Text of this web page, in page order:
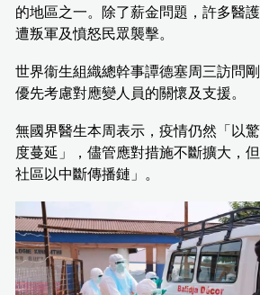
的地區之一。除了薪金問題，許多醫
遭叛軍及憤怒民眾襲擊。
世界衞生組織總幹事譚德塞周三訪問
優先考慮對應變人員的關懷及支援。
無國界醫生本周表示，疫情仍然「以
度蔓延」，儘管應對措施不斷擴大，
社區以中斷傳播鏈」。